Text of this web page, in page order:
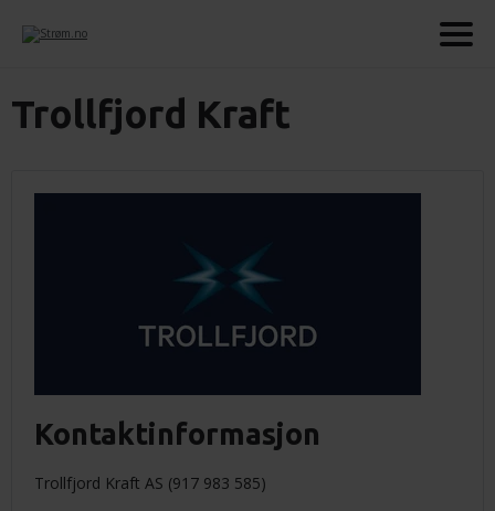
Trollfjord Kraft
Kontaktinformasjon
Trollfjord Kraft AS (917 983 585)